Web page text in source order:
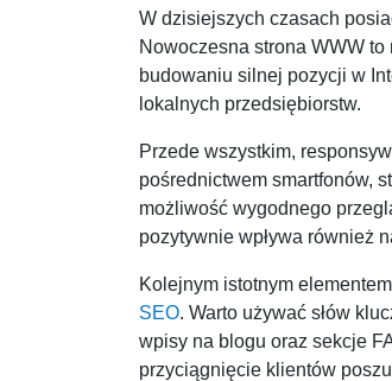
W dzisiejszych czasach
Nowoczesna strona WWW
budowaniu silnej pozycji w
lokalnych przedsiębiorstw.
Przede wszystkim,
pośrednictwem smartfonów,
możliwość wygodnego
pozytywnie wpływa również
Kolejnym istotnym
SEO. Warto używać słów
wpisy na blogu oraz sekcje
przyciągnięcie klientów